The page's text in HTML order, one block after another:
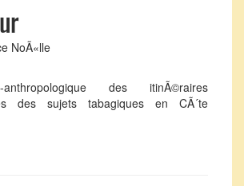
NoÃ«lle
des itinÃ©raires
des sujets tabagiques en CÃ´te